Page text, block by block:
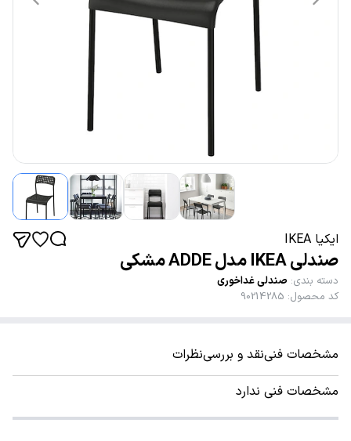
ایکیا IKEA
صندلی IKEA مدل ADDE مشکی
دسته بندی: صندلی غداخوری
کد محصول:
90214285
مشخصات فنینقد و بررسینظرات
مشخصات فنی ندارد